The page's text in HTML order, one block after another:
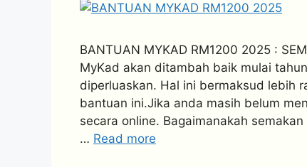
BANTUAN MYKAD RM1200 2025 :
MyKad akan ditambah baik mulai
diperluaskan. Hal ini bermaksud lebih
bantuan ini.Jika anda masih belum
secara online. Bagaimanakah
… Read more